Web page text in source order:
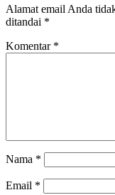
Alamat email Anda
ditandai *
Komentar *
Nama *
Email *